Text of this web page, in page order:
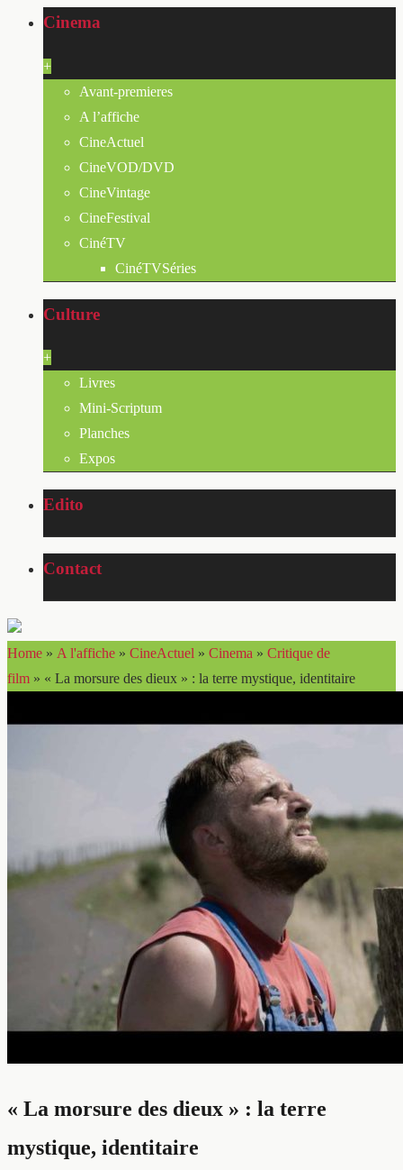
Cinema
+
Avant-premieres
A l’affiche
CineActuel
CineVOD/DVD
CineVintage
CineFestival
CinéTV
CinéTVSéries
Culture
+
Livres
Mini-Scriptum
Planches
Expos
Edito
Contact
Home » A l'affiche » CineActuel » Cinema » Critique de
film » « La morsure des dieux » : la terre mystique, identitaire
« La morsure des dieux » : la terre
mystique, identitaire